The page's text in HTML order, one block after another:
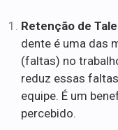
Retenção de
dente é uma das
(faltas) no
reduz essas
equipe. É um
percebido.